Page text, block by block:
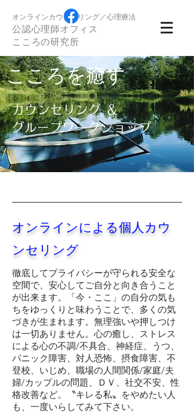
オンラインカウンセリング／心理療法
公認心理師オフィス
​こころの研究所
こころを癒す
カウンセリング ＆
​グループワークショップ
オンラインによる個人カウ
ンセリング
徹底してプライバシーが守られる安全な
空間で、安心してご自分と向き合うこと
が出来ます。「今・ここ」の自分の気も
ちをゆっくりと味わうことで、多くの気
づきが生まれます。無理強いや押しつけ
は一切ありません。心の癒し、ストレス
による心の不調/不具合、神経症、うつ、
パニック障害、対人恐怖、摂食障害、不
登校、いじめ、職場の人間関係/家庭/夫
婦/カップルの問題、ＤＶ、社交不安、性
格改善など。〝キレる私〟をやめたい人
も、一度いらしてみて下さい。